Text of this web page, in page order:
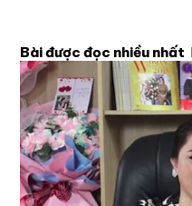
Bài được đọc nhiều nhất